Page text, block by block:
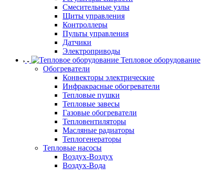
Смесительные узлы
Щиты управления
Контроллеры
Пульты управления
Датчики
Электроприводы
Тепловое оборудование
Обогреватели
Конвекторы электрические
Инфракрасные обогреватели
Тепловые пушки
Тепловые завесы
Газовые обогреватели
Тепловентиляторы
Масляные радиаторы
Теплогенераторы
Тепловые насосы
Воздух-Воздух
Воздух-Вода